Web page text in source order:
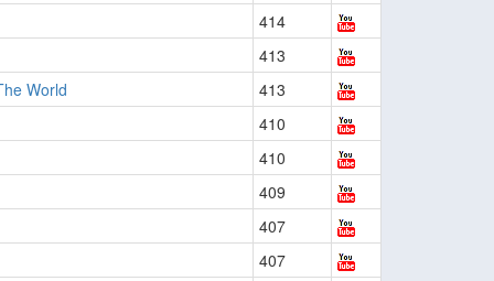
414
413
World
413
410
410
409
407
407